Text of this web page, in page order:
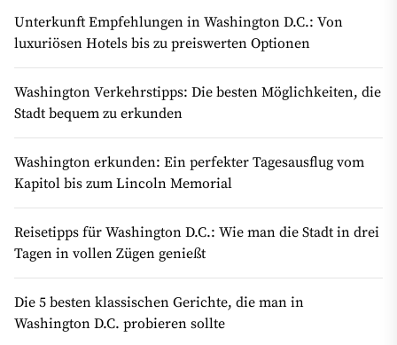
Unterkunft Empfehlungen in Washington D.C.: Von
luxuriösen Hotels bis zu preiswerten Optionen
Washington Verkehrstipps: Die besten Möglichkeiten, die
Stadt bequem zu erkunden
Washington erkunden: Ein perfekter Tagesausflug vom
Kapitol bis zum Lincoln Memorial
Reisetipps für Washington D.C.: Wie man die Stadt in drei
Tagen in vollen Zügen genießt
Die 5 besten klassischen Gerichte, die man in
Washington D.C. probieren sollte